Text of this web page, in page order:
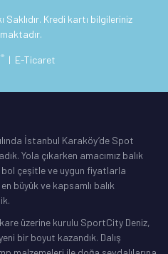
Kredi kartı bilgileriniz
® | E-Ticaret
İstanbul Karaköy’de Spot
Yola çıkarken amacımız balık
bol çeşitle ve uygun fiyatlarla
büyük ve kapsamlı balık
üzerine kurulu SportCity Deniz,
bir boyut kazandık. Dalış